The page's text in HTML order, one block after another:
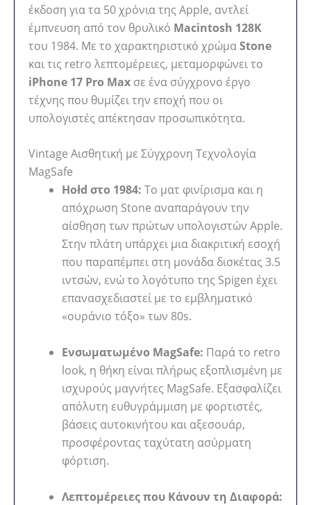
έκδοση για τα 50 χρόνια της Apple, αντλεί
έμπνευση από τον θρυλικό Macintosh 128K
του 1984. Με το χαρακτηριστικό χρώμαStone
και τις retro λεπτομέρειες, μεταμορφώνει το
iPhone 17 Pro Max σε ένα σύγχρονο έργο
τέχνης που θυμίζει την εποχή που οι
υπολογιστές απέκτησαν προσωπικότητα.
Vintage Αισθητική με Σύγχρονη Τεχνολογία
MagSafe
Hołd στο 1984: Το ματ φινίρισμα και η
απόχρωση Stone αναπαράγουν την
αίσθηση των πρώτων υπολογιστών Apple.
Στην πλάτη υπάρχει μια διακριτική εσοχή
που παραπέμπει στη μονάδα δισκέτας 3.5
ιντσών, ενώ το λογότυπο της Spigen έχει
επανασχεδιαστεί με το εμβληματικό
«ουράνιο τόξο» των 80s.
Ενσωματωμένο MagSafe: Παρά το retro
look, η θήκη είναι πλήρως εξοπλισμένη με
ισχυρούς μαγνήτες MagSafe. Εξασφαλίζει
απόλυτη ευθυγράμμιση με φορτιστές,
βάσεις αυτοκινήτου και αξεσουάρ,
προσφέροντας ταχύτατη ασύρματη
φόρτιση.
Λεπτομέρειες που Κάνουν τη Διαφορά: